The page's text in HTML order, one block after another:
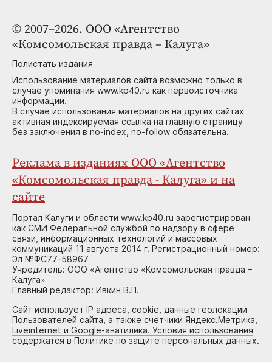
© 2007–2026. ООО «Агентство
«Комсомольская правда – Калуга»
Полистать издания
Использование материалов сайта возможно только в
случае упоминания www.kp40.ru как первоисточника
информации.
В случае использования материалов на других сайтах
активная индексируемая ссылка на главную страницу
без заключения в no-index, no-follow обязательна.
Реклама в изданиях ООО «Агентство
«Комсомольская правда - Калуга» и на
сайте
Портал Калуги и области www.kp40.ru зарегистрирован
как СМИ Федеральной службой по надзору в сфере
связи, информационных технологий и массовых
коммуникаций 11 августа 2014 г. Регистрационный номер:
Эл №ФС77-58967
Учредитель: ООО «Агентство «Комсомольская правда –
Калуга»
Главный редактор: Ивкин В.П.
Сайт использует IP адреса, cookie, данные геолокации
Пользователей сайта, а также счетчики Яндекс.Метрика,
Liveinternet и Google-анатилика. Условия использования
содержатся в Политике по защите персональных данных.